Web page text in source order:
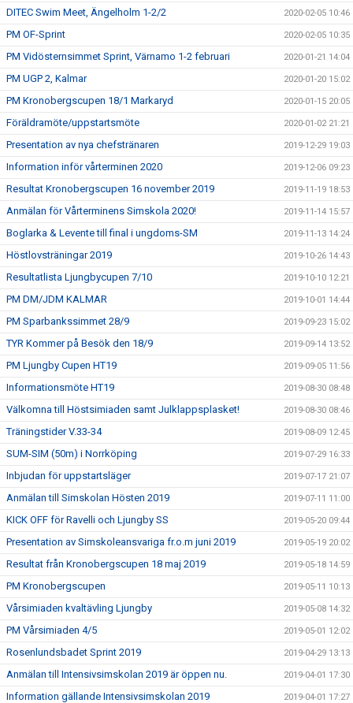
DITEC Swim Meet, Ängelholm 1-2/2 2020-02-05 10:46
PM OF-Sprint 2020-02-05 10:35
PM Vidösternsimmet Sprint, Värnamo 1-2 februari 2020-01-21 14:04
PM UGP 2, Kalmar 2020-01-20 15:02
PM Kronobergscupen 18/1 Markaryd 2020-01-15 20:05
Föräldramöte/uppstartsmöte 2020-01-02 21:21
Presentation av nya chefstränaren 2019-12-29 19:03
Information inför vårterminen 2020 2019-12-06 09:23
Resultat Kronobergscupen 16 november 2019 2019-11-19 18:53
Anmälan för Vårterminens Simskola 2020! 2019-11-14 15:57
Boglarka & Levente till final i ungdoms-SM 2019-11-13 14:24
Höstlovsträningar 2019 2019-10-26 14:43
Resultatlista Ljungbycupen 7/10 2019-10-10 12:21
PM DM/JDM KALMAR 2019-10-01 14:44
PM Sparbankssimmet 28/9 2019-09-23 15:02
TYR Kommer på Besök den 18/9 2019-09-14 13:52
PM Ljungby Cupen HT19 2019-09-05 11:56
Informationsmöte HT19 2019-08-30 08:48
Välkomna till Höstsimiaden samt Julklappsplasket! 2019-08-30 08:46
Träningstider V.33-34 2019-08-09 12:45
SUM-SIM (50m) i Norrköping 2019-07-29 16:33
Inbjudan för uppstartsläger 2019-07-17 21:07
Anmälan till Simskolan Hösten 2019 2019-07-11 11:00
KICK OFF för Ravelli och Ljungby SS 2019-05-20 09:44
Presentation av Simskoleansvariga fr.o.m juni 2019 2019-05-19 20:02
Resultat från Kronobergscupen 18 maj 2019 2019-05-18 14:59
PM Kronobergscupen 2019-05-11 10:13
Vårsimiaden kvaltävling Ljungby 2019-05-08 14:32
PM Vårsimiaden 4/5 2019-05-01 12:02
Rosenlundsbadet Sprint 2019 2019-04-29 13:13
Anmälan till Intensivsimskolan 2019 är öppen nu. 2019-04-01 17:30
Information gällande Intensivsimskolan 2019 2019-04-01 17:27